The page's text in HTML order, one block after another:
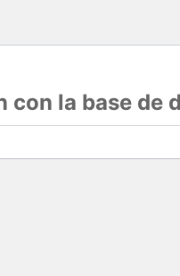
con la base de